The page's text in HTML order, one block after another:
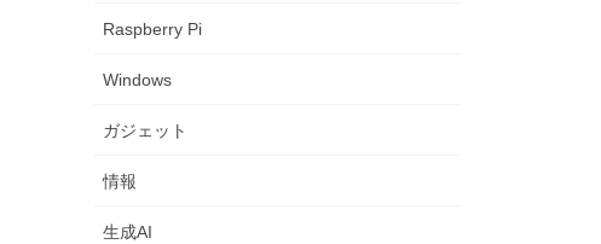
Raspberry Pi
Windows
ガジェット
情報
生成AI